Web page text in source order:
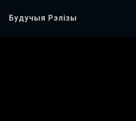
Будучыя Рэлізы